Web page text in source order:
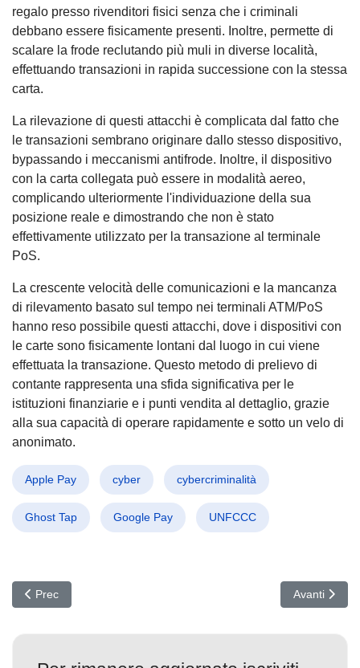
regalo presso rivenditori fisici senza che i criminali
debbano essere fisicamente presenti. Inoltre, permette di
scalare la frode reclutando più muli in diverse località,
effettuando transazioni in rapida successione con la stessa
carta.
La rilevazione di questi attacchi è complicata dal fatto che
le transazioni sembrano originare dallo stesso dispositivo,
bypassando i meccanismi antifrode. Inoltre, il dispositivo
con la carta collegata può essere in modalità aereo,
complicando ulteriormente l'individuazione della sua
posizione reale e dimostrando che non è stato
effettivamente utilizzato per la transazione al terminale
PoS.
La crescente velocità delle comunicazioni e la mancanza
di rilevamento basato sul tempo nei terminali ATM/PoS
hanno reso possibile questi attacchi, dove i dispositivi con
le carte sono fisicamente lontani dal luogo in cui viene
effettuata la transazione. Questo metodo di prelievo di
contante rappresenta una sfida significativa per le
istituzioni finanziarie e i punti vendita al dettaglio, grazie
alla sua capacità di operare rapidamente e sotto un velo di
anonimato.
Apple Pay cyber cybercriminalità
Ghost Tap Google Pay UNFCCC
Articolo precedente: Microsoft: Risolte Vulnerabilità Critiche,
Prec Articolo
Avanti